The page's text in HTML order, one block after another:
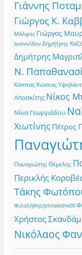
Γιάννης
Γιώργος Κ.
Μάλφας Γιώργος
Ιωαννίδου Δημήτρης
Δημήτρης
Ν.
Κάππας Κώστας
Αποσκίτης Νίκος
Νίνα Γεωργιάδου
Χιωτίνης Πέτρος
Παναγιώτης Θέμελης
Περικλής
Τάκης
Φιλαλήθης/philalethe00
Χρήστος
Νικόλαος